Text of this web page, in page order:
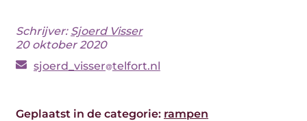
Schrijver: Sjoerd Visser
20 oktober 2020
sjoerd_visser telfort.nl
Geplaatst in de categorie: rampen